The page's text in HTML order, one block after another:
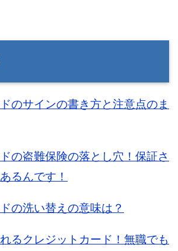
のサインの書き方と注意点のま
の盗難保険の落とし穴！保証さ
るんです！
の洗い替えの意味は？
るクレジットカード！無職でも